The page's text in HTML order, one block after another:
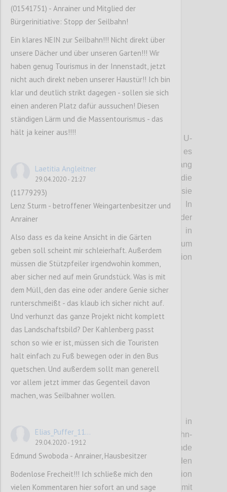
P3
• Trasse:
Die Seilbahn beginnt bei der U-
Bahn-Station Heiligenstadt. Von dort geht es
nach Jedlesee, dann das Donauufer entlang
nach Strebersdorf. Dort gibt es die
Möglichkeit, eine Station einzurichten, sie
wird aber nicht immer geöffnet sein. In
Strebersdorf befindet sich allerdings der
Antrieb der Bahn. Von dort geht es dann in
einer beinahe direkten Linie zum
Kahlenbergerdorf, wo eine weitere Station
sein wird, und auf den Kahlenberg.
Die Einstiegstelle in
Heiligenstadt soll direkt auf die U-Bahn-
Station aufgesetzt werden. Entsprechende
Gespräche mit den Wiener Linien wurden
bereits begonnen. In Jedlesee soll die Station
zu einem kleinen Freizeitzentrum mit
(01541751) - Anrainer und Mitglied der
Bürgerinitiative: Stopp der Seilbahn!
Ein klares NEIN zur Seilbahn!!! Nicht direkt über
unsere Dächer und über unseren Garten!!! Wir
haben genug Tourismus in der Innenstadt, jetzt
nicht auch direkt neben unserer Haustür!! Ich bin
klar und deutlich strikt dagegen - sollen sie sich
einen anderen Platz dafür aussuchen! Diesen
ständigen Lärm und die Massentourismus - das
hält ja keiner aus!!!!
Laetitia Angleitner
29.04.2020 - 21:27
(11779293)
Lenz Sturm - betroffener Weingartenbesitzer und
Anrainer
Also dass es da keine Ansicht in die Gärten
geben soll scheint mir schleierhaft. Außerdem
müssen die Stützpfeiler irgendwohin kommen,
aber sicher ned auf mein Grundstück. Was is mit
dem Müll, den das eine oder andere Genie sicher
runterschmeißt - das klaub ich sicher nicht auf.
Und verhunzt das ganze Projekt nicht komplett
das Landschaftsbild? Der Kahlenberg passt
schon so wie er ist, müssen sich die Touristen
halt einfach zu Fuß bewegen oder in den Bus
quetschen. Und außerdem sollt man generell
vor allem jetzt immer das Gegenteil davon
machen, was Seilbahner wollen.
Elias_Puffer_11...
29.04.2020 - 19:12
Edmund Swoboda - Anrainer, Hausbesitzer
Bodenlose Frecheit!!! Ich schließe mich den
vielen Kommentaren hier sofort an und sage